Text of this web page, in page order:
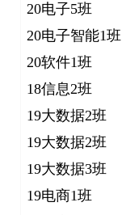
20电子5班
20电子智能1班
20软件1班
18信息2班
19大数据2班
19大数据2班
19大数据3班
19电商1班